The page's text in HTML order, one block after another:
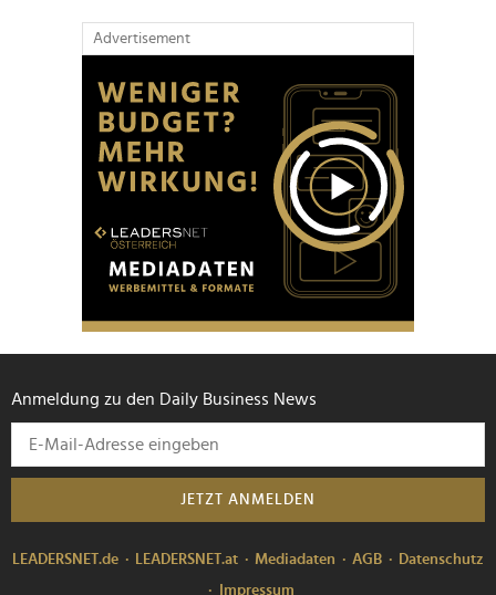
Advertisement
Anmeldung zu den Daily Business News
JETZT ANMELDEN
LEADERSNET.de LEADERSNET.at Mediadaten AGB
Datenschutz
Impressum